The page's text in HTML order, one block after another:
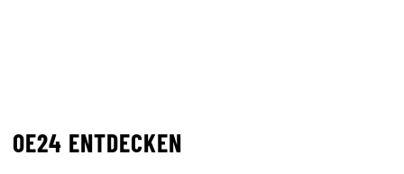
OE24 ENTDECKEN